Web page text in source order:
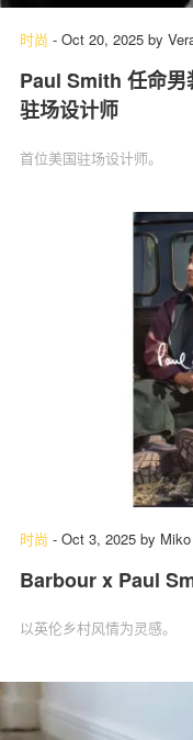
时尚 - Oct 20, 2025 by
Paul Smith 任命
驻场设计师
首位美国驻场设计师。
时尚 - Oct 3, 2025 by Miko
Barbour x Paul
以英伦乡村风情为灵感。